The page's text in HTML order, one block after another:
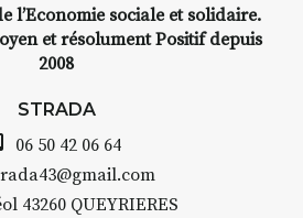
INTERVIEW
avez ouvert une galerie à
TURLE Le Fumoir n’est
une galerie permanente.
l’Economie sociale et solidaire.
et résolument Positif depuis
2008
STRADA
06 50 42 06 64
43260 QUEYRIERES